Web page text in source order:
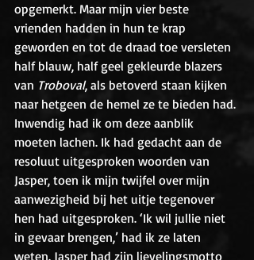
opgemerkt. Maar mijn vier beste
vrienden hadden in hun te krap
geworden en tot de draad toe versleten
half blauw, half geel gekleurde blazers
van Troboval, als betoverd staan kijken
naar hetgeen de hemel ze te bieden had.
Inwendig had ik om deze aanblik
moeten lachen. Ik had gedacht aan de
resoluut uitgesproken woorden van
Jasper, toen ik mijn twijfel over mijn
aanwezigheid bij het uitje tegenover
hen had uitgesproken. ‘Ik wil jullie niet
in gevaar brengen,’ had ik ze laten
weten. Jasper had zijn lievelingsmotto